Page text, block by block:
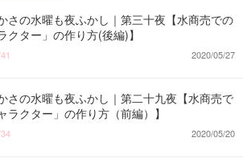
さの水曜も夜ふかし｜第三十夜【水商売での
クター」の作り方(後編)】
2020/05/27
さの水曜も夜ふかし｜第二十九夜【水商売で
ラクター」の作り方（前編）】
2020/05/20